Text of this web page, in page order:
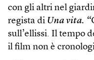
con gli altri nel
regista di Una vita. “
sull’ellissi. Il tempo
il film non è